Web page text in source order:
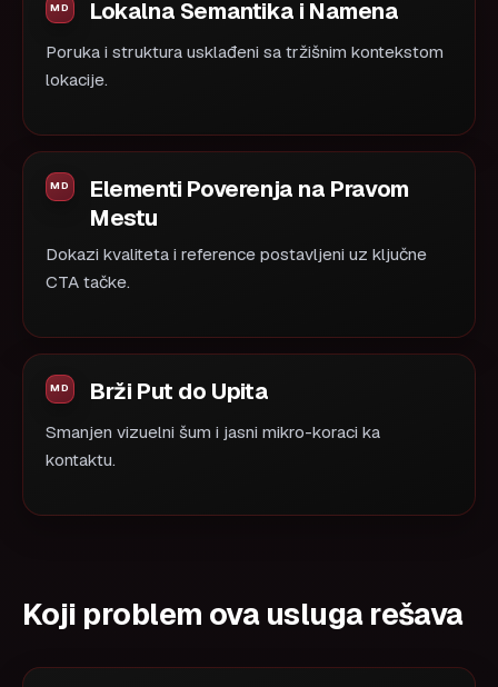
Lokalna Semantika i Namena
Poruka i struktura usklađeni sa tržišnim kontekstom
lokacije.
Elementi Poverenja na Pravom
Mestu
Dokazi kvaliteta i reference postavljeni uz ključne
CTA tačke.
Brži Put do Upita
Smanjen vizuelni šum i jasni mikro-koraci ka
kontaktu.
Koji problem ova usluga rešava